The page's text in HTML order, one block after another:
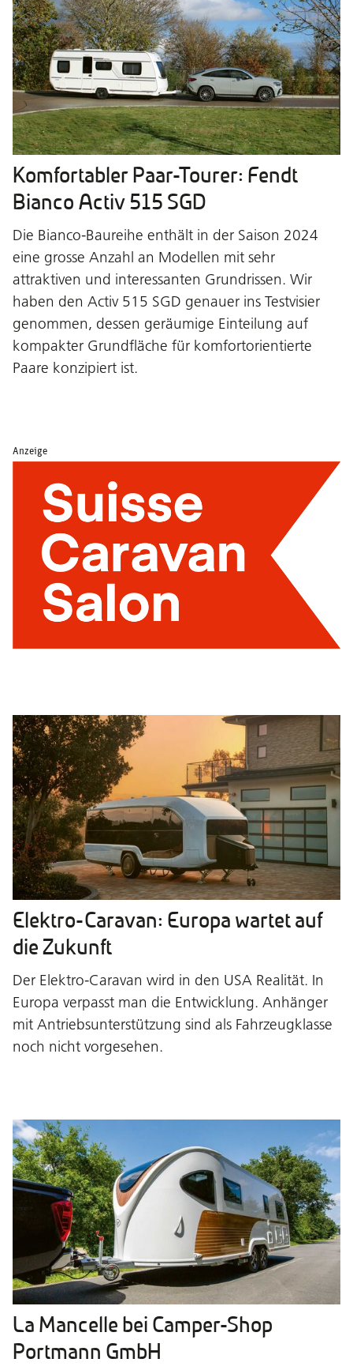
Komfortabler Paar-Tourer: Fendt
Bianco Activ 515 SGD
Die Bianco-Baureihe enthält in der Saison 2024
eine grosse Anzahl an Modellen mit sehr
attraktiven und interessanten Grundrissen. Wir
haben den Activ 515 SGD genauer ins Testvisier
genommen, dessen geräumige Einteilung auf
kompakter Grundfläche für komfortorientierte
Paare konzipiert ist.
Anzeige
Elektro-Caravan: Europa wartet auf
die Zukunft
Der Elektro-Caravan wird in den USA Realität. In
Europa verpasst man die Entwicklung. Anhänger
mit Antriebsunterstützung sind als Fahrzeugklasse
noch nicht vorgesehen.
La Mancelle bei Camper-Shop
Portmann GmbH